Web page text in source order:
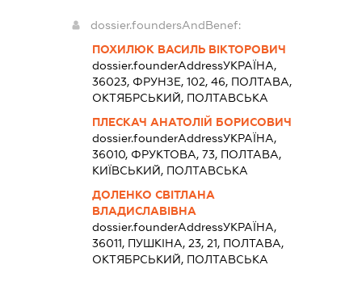
dossier.foundersAndBenef:
ПОХИЛЮК ВАСИЛЬ ВІКТОРОВИЧ
dossier.founderAddressУКРАЇНА,
36023, ФРУНЗЕ, 102, 46, ПОЛТАВА,
ОКТЯБРСЬКИЙ, ПОЛТАВСЬКА
ПЛЕСКАЧ АНАТОЛІЙ БОРИСОВИЧ
dossier.founderAddressУКРАЇНА,
36010, ФРУКТОВА, 73, ПОЛТАВА,
КИЇВСЬКИЙ, ПОЛТАВСЬКА
ДОЛЕНКО СВІТЛАНА
ВЛАДИСЛАВІВНА
dossier.founderAddressУКРАЇНА,
36011, ПУШКІНА, 23, 21, ПОЛТАВА,
ОКТЯБРСЬКИЙ, ПОЛТАВСЬКА